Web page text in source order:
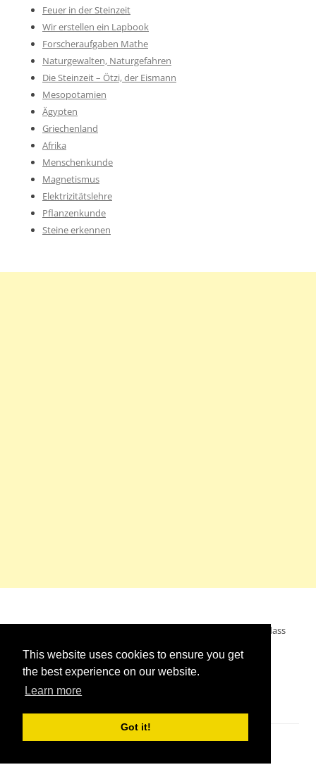
This website uses cookies to ensure you get
the best experience on our website.
Learn more
Got it!
Feuer in der Steinzeit
Wir erstellen ein Lapbook
Forscheraufgaben Mathe
Naturgewalten, Naturgefahren
Die Steinzeit – Ötzi, der Eismann
Mesopotamien
Ägypten
Griechenland
Afrika
Menschenkunde
Magnetismus
Elektrizitätslehre
Pflanzenkunde
Steine erkennen
Mein Wunsch: dass alle Menschen ohne Krieg leben dürfen, dass
alle Menschen den Krieg verurteilen und sich von den
Kriegstreibern abwenden. Das wünsche ich mir.